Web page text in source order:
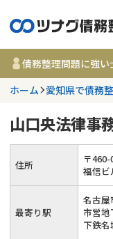
債務整理問題に強い
ホーム 愛知県で債務
山口央法律事
住所 〒460-
福信ビ
最寄り駅
名古屋
市営地
下鉄